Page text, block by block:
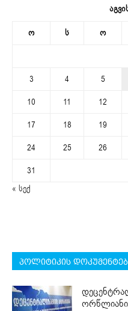
ო ს ო
3
4 5
10
11 12
17
18 19
24
25 26
31
« სექ
პოლიტიკის
ორწლიანი